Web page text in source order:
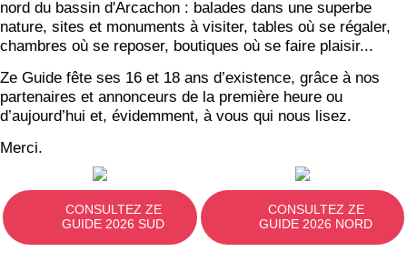
nord du bassin d'Arcachon : balades dans une superbe
nature, sites et monuments à visiter, tables où se régaler,
chambres où se reposer, boutiques où se faire plaisir...
Ze Guide fête ses 16 et 18 ans d’existence, grâce à nos
partenaires et annonceurs de la première heure ou
d’aujourd’hui et, évidemment, à vous qui nous lisez.
Merci.
CONSULTEZ ZE
GUIDE 2026 SUD
CONSULTEZ ZE
GUIDE 2026 NORD